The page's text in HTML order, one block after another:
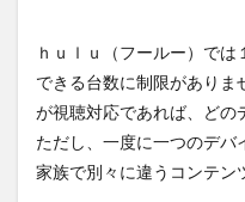
ｈｕｌｕ（フールー）で
できる台数に制限がありま
が視聴対応であれば、どの
ただし、一度に一つのデバ
家族で別々に違うコンテン